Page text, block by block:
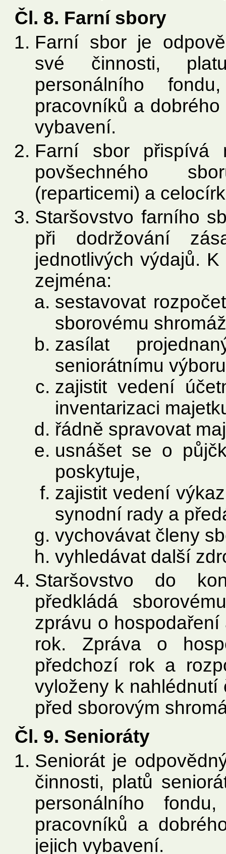
Čl. 8. Farní sbory
Farní sbor je
své činnosti,
personálního
pracovníků a
vybavení.
Farní sbor přispívá
povšechného
(reparticemi) a
Staršovstvo farního
při dodržování
jednotlivých výdajů.
zejména:
sestavovat
sborovému
zasílat
seniorátnímu
zajistit vedení
inventarizaci
řádně spravovat
usnášet se o
poskytuje,
zajistit vedení
synodní rady a
vychovávat členy
vyhledávat další
Staršovstvo do
předkládá
zprávu o
rok. Zpráva o
předchozí rok a
vyloženy k nahlédnutí
před sborovým
Čl. 9. Senioráty
Seniorát je
činnosti, platů
personálního
pracovníků a
jejich vybavení.